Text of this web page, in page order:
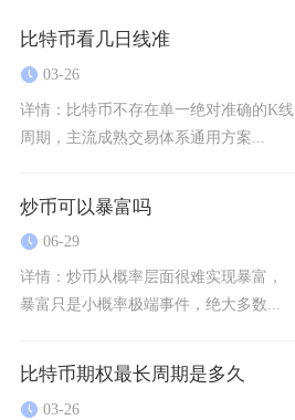
比特币看几日线准
03-26
详情： 比特币不存在单一绝对准确的K线
周期，主流成熟交易体系通用方案...
炒币可以暴富吗
06-29
详情： 炒币从概率层面很难实现暴富，
暴富只是小概率极端事件，绝大多数...
比特币期权最长周期是多久
03-26